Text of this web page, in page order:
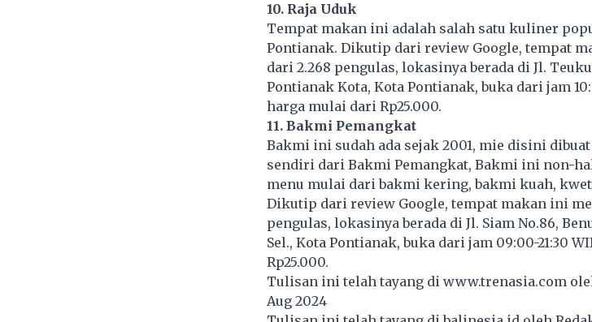
10. Raja Uduk
Tempat makan ini adalah salah satu kuliner
Pontianak. Dikutip dari review Google, tempat
dari 2.268 pengulas, lokasinya berada di Jl.
Pontianak Kota, Kota Pontianak, buka dari jam
harga mulai dari Rp25.000.
11. Bakmi Pemangkat
Bakmi ini sudah ada sejak 2001, mie disini
sendiri dari Bakmi Pemangkat, Bakmi ini non-
menu mulai dari bakmi kering, bakmi kuah,
Dikutip dari review Google, tempat makan ini
pengulas, lokasinya berada di Jl. Siam No.86,
Sel., Kota Pontianak, buka dari jam 09:00-21:30
Rp25.000.
Tulisan ini telah tayang di www.trenasia.com
Aug 2024